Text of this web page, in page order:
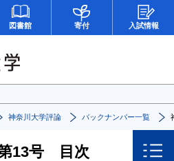
図書館 寄付 入試情報
神奈川大学評論 バックナンバー一覧
13号 目次